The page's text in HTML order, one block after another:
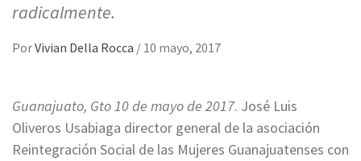
radicalmente.
PorVivian Della Rocca / 10 mayo, 2017
Guanajuato, Gto 10 de mayo de 2017. José Luis
Oliveros Usabiaga director general de la asociación
Reintegración Social de las Mujeres Guanajuatenses con